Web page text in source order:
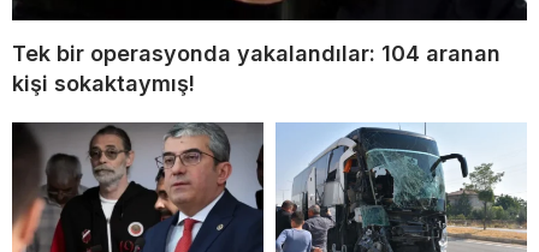
Tek bir operasyonda yakalandılar: 104 aranan
kişi sokaktaymış!